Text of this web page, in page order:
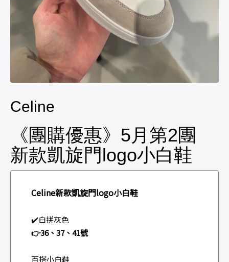
Celine
《團購優惠》5月第2團
新款凱旋門logo小白鞋
Celine新款凱旋門logo小白鞋
✔️白拼灰色
👉36、37、41號
百搭小白鞋